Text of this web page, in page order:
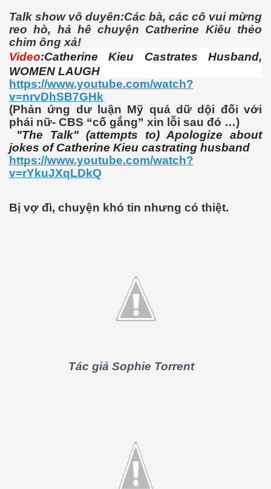
Talk show vô duyên:Các bà, các cô vui mừng
reo hò, hả hê chuyện Catherine Kiêu thẻo
chim ông xả!
Video:Catherine Kieu Castrates Husband,
WOMEN LAUGH
https://www.youtube.com/watch?
v=nrvDhSB7GHk
(Phản ứng dư luận Mỹ quá dữ dội đối với
phái nữ- CBS “cố gắng” xin lỗi sau đó …)
"The Talk" (attempts to) Apologize about
jokes of Catherine Kieu castrating husband
https://www.youtube.com/watch?
v=rYkuJXqLDkQ
Bị vợ đì, chuyện khó tin nhưng có thiệt.
Tác giả Sophie Torrent
ở Hoa Kỳ năm 2015